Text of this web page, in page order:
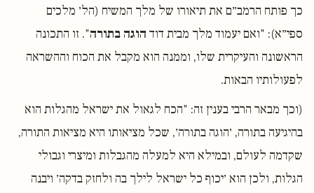
כך פותח הרמב״ם את תיאורו של מלך המשיח (הל׳ מלכים
ספי״א): "ואם יעמוד מלך מבית דוד הוגה בתורה". זו התכונה
הראשונה והעיקרית שלו, וממנה הוא מקבל את הכוח וההשראה
לפעולותיו הבאות.
(וכך מבאר הרבי בענין זה: "הכח לגאול את ישראל מהגלות הוא
בהיגיעה בתורה, ׳הוגה בתורה׳, שכל מציאותו היא מציאות התורה,
שקדמה לעולם, ובמילא היא למעלה מהגבלות ומיצרי וגבולי
הגלות, ולכן הוא ׳יכוף כל ישראל לילך בה ולחזק בדקה׳ ויבנה